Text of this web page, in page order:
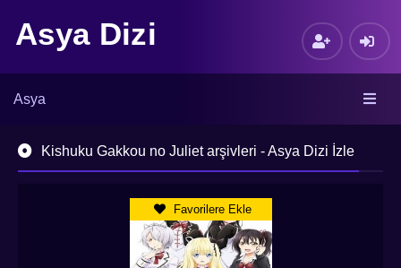
Asya Dizi
Asya
Kishuku Gakkou no Juliet arşivleri - Asya Dizi İzle
Favorilere Ekle